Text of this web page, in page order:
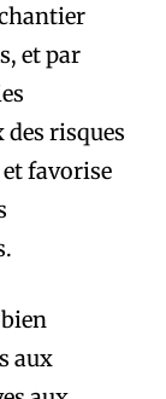
et par
des risques
favorise
aux